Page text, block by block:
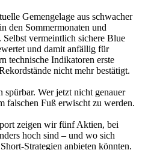
Gemengelage aus schwacher
den Sommermonaten und
vermeintlich sichere Blue
und damit anfällig für
technische Indikatoren erste
nicht mehr bestätigt.
Wer jetzt nicht genauer
falschen Fuß erwischt zu werden.
zeigen wir fünf Aktien, bei
hoch sind – und wo sich
Strategien anbieten könnten.